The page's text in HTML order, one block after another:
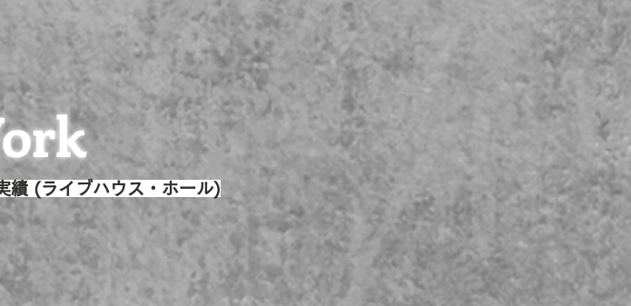
績 (ライブハウス・ホール)
Fukuoka
福岡国際会議場
マリンメッセ福岡